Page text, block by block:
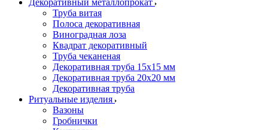
Декоративный металлопрокат
Труба витая
Полоса декоративная
Виноградная лоза
Квадрат декоративный
Труба чеканеная
Декоративная труба 15х15 мм
Декоративная труба 20х20 мм
Декоративная труба
Ритуальные изделия
Вазоны
Гробнички